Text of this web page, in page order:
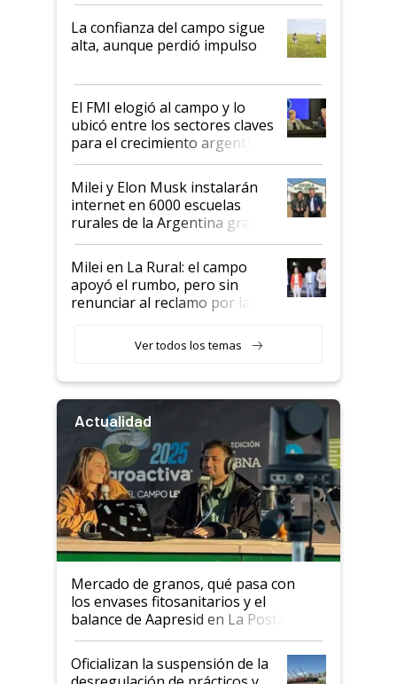
plata a un hijo para droga":
Juan Félix Rossetti, el libertario
que de una dura crisis salió
de Milei
La confianza del campo sigue
alta, aunque perdió impulso
El FMI elogió al campo y lo
ubicó entre los sectores claves
para el crecimiento argentino
Milei y Elon Musk instalarán
internet en 6000 escuelas
rurales de la Argentina gracias
a un acuerdo con Starlink
Milei en La Rural: el campo
apoyó el rumbo, pero sin
renunciar al reclamo por las
Ver todos los temas
Actualidad
Mercado de granos, qué pasa con
los envases fitosanitarios y el
balance de Aapresid en La Posta
Oficializan la suspensión de la